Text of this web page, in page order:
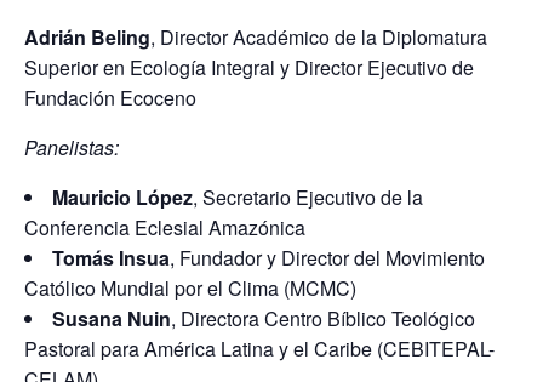
Adrián Beling, Director Académico de la Diplomatura
Superior en Ecología Integral y Director Ejecutivo de
Fundación Ecoceno
Panelistas:
Mauricio López, Secretario Ejecutivo de la
Conferencia Eclesial Amazónica
Tomás Insua, Fundador y Director del Movimiento
Católico Mundial por el Clima (MCMC)
Susana Nuin, Directora Centro Bíblico Teológico
Pastoral para América Latina y el Caribe (CEBITEPAL-